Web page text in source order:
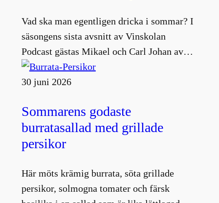
Vad ska man egentligen dricka i sommar? I
säsongens sista avsnitt av Vinskolan
Podcast gästas Mikael och Carl Johan av…
30 juni 2026
Sommarens godaste
burratasallad med grillade
persikor
Här möts krämig burrata, söta grillade
persikor, solmogna tomater och färsk